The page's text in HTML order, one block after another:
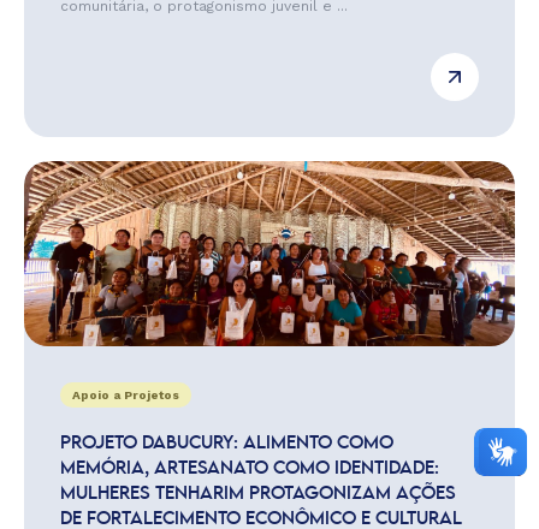
comunitária, o protagonismo juvenil e ...
Apoio a Projetos
PROJETO DABUCURY: ALIMENTO COMO
MEMÓRIA, ARTESANATO COMO IDENTIDADE:
MULHERES TENHARIM PROTAGONIZAM AÇÕES
DE FORTALECIMENTO ECONÔMICO E CULTURAL